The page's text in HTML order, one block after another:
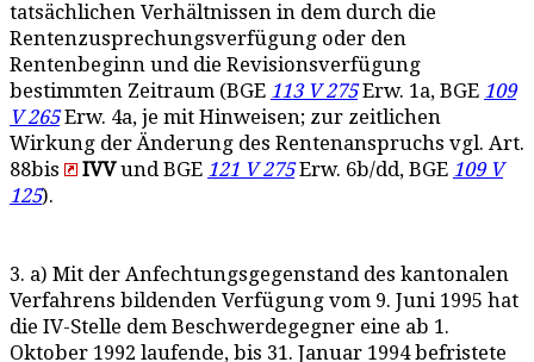
tatsächlichen Verhältnissen in dem durch die
Rentenzusprechungsverfügung oder den
Rentenbeginn und die Revisionsverfügung
bestimmten Zeitraum (BGE 113 V 275Erw. 1a, BGE 109
V 265Erw. 4a, je mit Hinweisen; zur zeitlichen
Wirkung der Änderung des Rentenanspruchs vgl. Art.
88bis
IVVund BGE 121 V 275Erw. 6b/dd, BGE 109 V
125).
3. a) Mit der Anfechtungsgegenstand des kantonalen
Verfahrens bildenden Verfügung vom 9. Juni 1995 hat
die IV-Stelle dem Beschwerdegegner eine ab 1.
Oktober 1992 laufende, bis 31. Januar 1994 befristete